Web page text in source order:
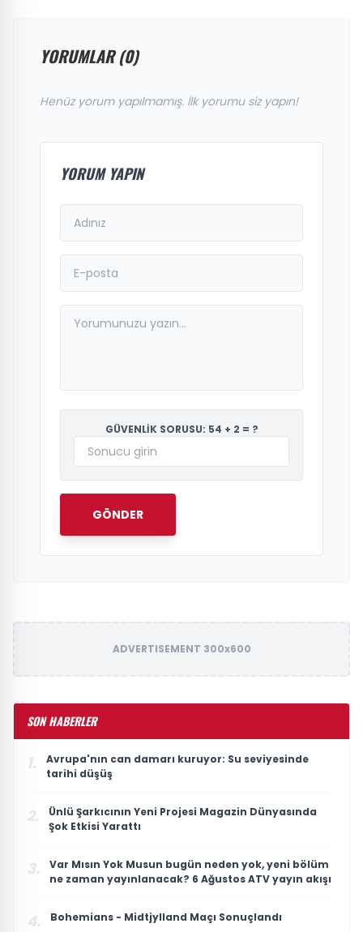
YORUMLAR (0)
Henüz yorum yapılmamış. İlk yorumu siz yapın!
YORUM YAPIN
GÜVENLİK SORUSU: 54 + 2 = ?
GÖNDER
ADVERTISEMENT 300x600
SON HABERLER
1.
Avrupa'nın can damarı kuruyor: Su seviyesinde
tarihi düşüş
2.
Ünlü Şarkıcının Yeni Projesi Magazin Dünyasında
Şok Etkisi Yarattı
3.
Var Mısın Yok Musun bugün neden yok, yeni bölüm
ne zaman yayınlanacak? 6 Ağustos ATV yayın akışı
4. Bohemians - Midtjylland Maçı Sonuçlandı